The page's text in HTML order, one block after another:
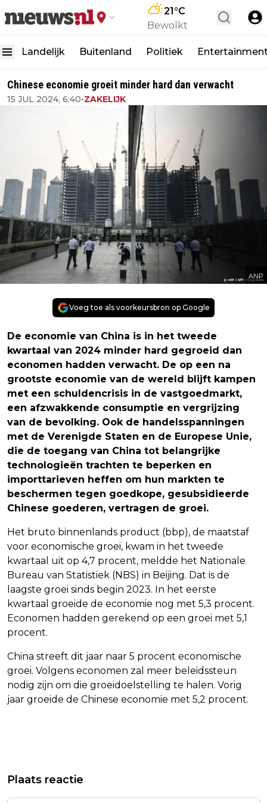
21°C
Bewolkt
Landelijk Buitenland Politiek
Chinese economie groeit minder hard dan verwacht
15 JUL 2024, 6:40•ZAKELIJK
ANP
Voeg toe als voorkeursbron op Google
De economie van China is in het tweede
kwartaal van 2024 minder hard gegroeid dan
economen hadden verwacht. De op een na
grootste economie van de wereld blijft kampen
met een schuldencrisis in de vastgoedmarkt,
een afzwakkende consumptie en vergrijzing
van de bevolking. Ook de handelsspanningen
met de Verenigde Staten en de Europese Unie,
die de toegang van China tot belangrijke
technologieën trachten te beperken en
importtarieven heffen om hun markten te
beschermen tegen goedkope, gesubsidieerde
Chinese goederen, vertragen de groei.
Het bruto binnenlands product (bbp), de maatstaf
voor economische groei, kwam in het tweede
kwartaal uit op 4,7 procent, meldde het Nationale
Bureau van Statistiek (NBS) in Beijing. Dat is de
laagste groei sinds begin 2023. In het eerste
kwartaal groeide de economie nog met 5,3 procent.
Economen hadden gerekend op een groei met 5,1
procent.
China streeft dit jaar naar 5 procent economische
groei. Volgens economen zal meer beleidssteun
nodig zijn om die groeidoelstelling te halen. Vorig
jaar groeide de Chinese economie met 5,2 procent.
VRIES ONTHULD IN AMSTERDAM
NEDERLANDSE EXPORT KRIMPT WEER
Plaats reactie